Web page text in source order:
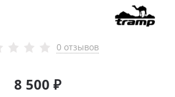
0 отзывов
8 500 ₽